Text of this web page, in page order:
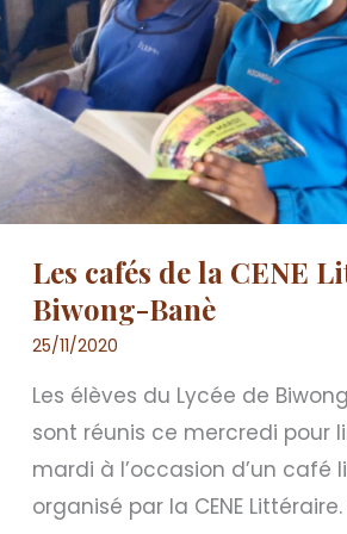
Les cafés de la CENE
Biwong-Banè
25/11/2020
Les élèves du Lycée de
sont réunis ce mercredi pour
mardi à l’occasion d’un café
organisé par la CENE
CENE
Littéraire
à
Biwong-
Banè